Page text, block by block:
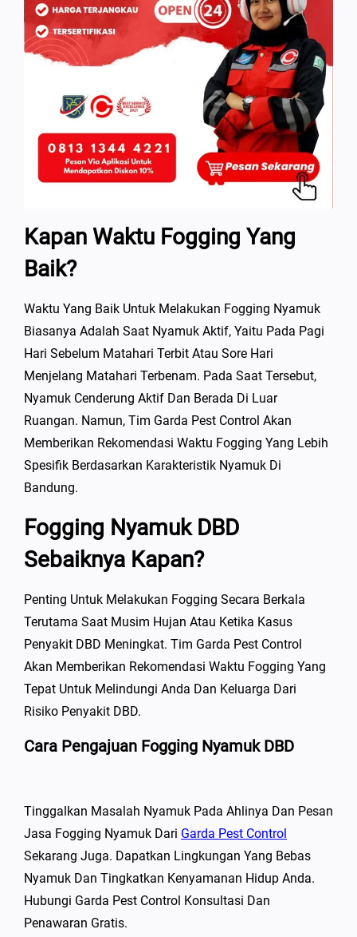
Kapan Waktu Fogging Yang
Baik?
Waktu Yang Baik Untuk Melakukan Fogging Nyamuk
Biasanya Adalah Saat Nyamuk Aktif, Yaitu Pada Pagi
Hari Sebelum Matahari Terbit Atau Sore Hari
Menjelang Matahari Terbenam. Pada Saat Tersebut,
Nyamuk Cenderung Aktif Dan Berada Di Luar
Ruangan. Namun, Tim Garda Pest Control Akan
Memberikan Rekomendasi Waktu Fogging Yang Lebih
Spesifik Berdasarkan Karakteristik Nyamuk Di
Bandung.
Fogging Nyamuk DBD
Sebaiknya Kapan?
Penting Untuk Melakukan Fogging Secara Berkala
Terutama Saat Musim Hujan Atau Ketika Kasus
Penyakit DBD Meningkat. Tim Garda Pest Control
Akan Memberikan Rekomendasi Waktu Fogging Yang
Tepat Untuk Melindungi Anda Dan Keluarga Dari
Risiko Penyakit DBD.
Cara Pengajuan Fogging Nyamuk DBD
Tinggalkan Masalah Nyamuk Pada Ahlinya Dan Pesan
Jasa Fogging Nyamuk Dari Garda Pest Control
Sekarang Juga. Dapatkan Lingkungan Yang Bebas
Nyamuk Dan Tingkatkan Kenyamanan Hidup Anda.
Hubungi Garda Pest Control Konsultasi Dan
Penawaran Gratis.